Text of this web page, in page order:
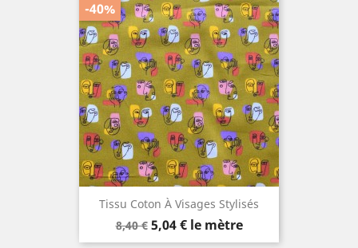
Tissu Coton À Visages Stylisés
Prix
de
8,40 € Prix
5,04 € le mètre
-40%